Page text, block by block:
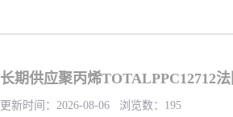
长期供应聚丙烯TOTALPPC12712
更新时间：2026-08-06 浏览数：195